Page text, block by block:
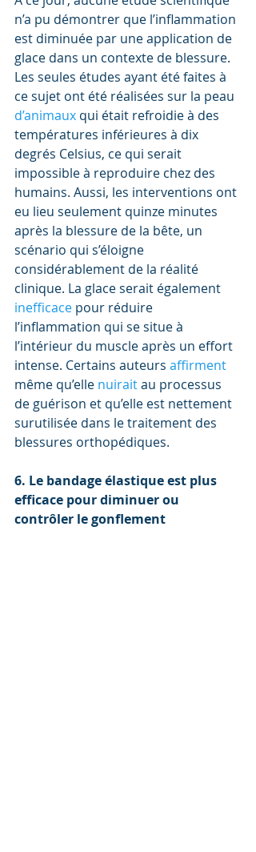
n’a pu démontr​er que l’inflammation
est diminuée par une application de
glace dans un contexte de blessure.
Les seules études ayant été faites à
ce sujet ont été réalisées sur la peau
d’animaux qui était refroidie à des
températures inférieures à dix
degrés Celsius, ce qui serait
impossible à reproduire chez des
humains. Aussi, les interventions ont
eu lieu seulement quinze minutes
après la blessure de la bête, un
scénario qui s’éloigne
considérablement de la réalité
clinique. La glace serait également
inefficace pour réduire
l’inflammation qui se situe à
l’intérieur du muscle après un effort
intense. Certains auteurs affirment
même qu’elle nuirait au processus
de guérison et qu’elle est nettement
surutilisée dans le traitement des
blessures orthopédiques.
6. Le bandage élastique est plus
efficace pour diminuer ou
contrôler le gonflement